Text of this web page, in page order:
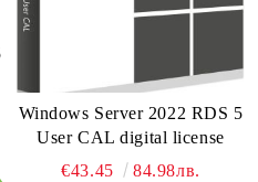
Windows Server 2022 RDS 5
User CAL digital license
€43.45
84.98лв.